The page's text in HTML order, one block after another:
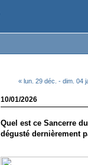
« lun. 29 déc. - dim. 04
10/01/2026
Quel est ce Sancerre
dégusté dernièrement